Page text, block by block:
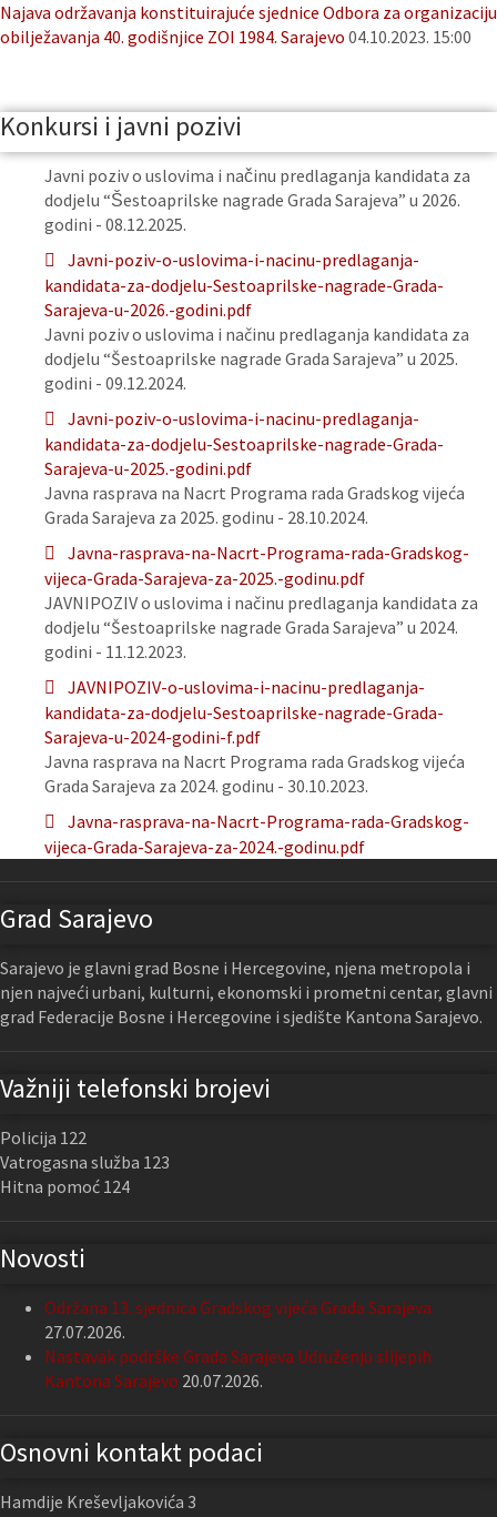
Najava održavanja konstituirajuće sjednice Odbora za organizaciju
obilježavanja 40. godišnjice ZOI 1984. Sarajevo 04.10.2023. 15:00
Konkursi i javni pozivi
Javni poziv o uslovima i načinu predlaganja kandidata za
dodjelu “Šestoaprilske nagrade Grada Sarajeva” u 2026.
godini - 08.12.2025.
Javni-poziv-o-uslovima-i-nacinu-predlaganja-
kandidata-za-dodjelu-Sestoaprilske-nagrade-Grada-
Sarajeva-u-2026.-godini.pdf
Javni poziv o uslovima i načinu predlaganja kandidata za
dodjelu “Šestoaprilske nagrade Grada Sarajeva” u 2025.
godini - 09.12.2024.
Javni-poziv-o-uslovima-i-nacinu-predlaganja-
kandidata-za-dodjelu-Sestoaprilske-nagrade-Grada-
Sarajeva-u-2025.-godini.pdf
Javna rasprava na Nacrt Programa rada Gradskog vijeća
Grada Sarajeva za 2025. godinu - 28.10.2024.
Javna-rasprava-na-Nacrt-Programa-rada-Gradskog-
vijeca-Grada-Sarajeva-za-2025.-godinu.pdf
JAVNIPOZIV o uslovima i načinu predlaganja kandidata za
dodjelu “Šestoaprilske nagrade Grada Sarajeva” u 2024.
godini - 11.12.2023.
JAVNIPOZIV-o-uslovima-i-nacinu-predlaganja-
kandidata-za-dodjelu-Sestoaprilske-nagrade-Grada-
Sarajeva-u-2024-godini-f.pdf
Javna rasprava na Nacrt Programa rada Gradskog vijeća
Grada Sarajeva za 2024. godinu - 30.10.2023.
Javna-rasprava-na-Nacrt-Programa-rada-Gradskog-
vijeca-Grada-Sarajeva-za-2024.-godinu.pdf
Grad Sarajevo
Sarajevo je glavni grad Bosne i Hercegovine, njena metropola i
njen najveći urbani, kulturni, ekonomski i prometni centar, glavni
grad Federacije Bosne i Hercegovine i sjedište Kantona Sarajevo.
Važniji telefonski brojevi
Policija 122
Vatrogasna služba 123
Hitna pomoć 124
Novosti
Održana 13. sjednica Gradskog vijeća Grada Sarajeva
27.07.2026.
Nastavak podrške Grada Sarajeva Udruženju slijepih
Kantona Sarajevo 20.07.2026.
Osnovni kontakt podaci
Hamdije Kreševljakovića 3